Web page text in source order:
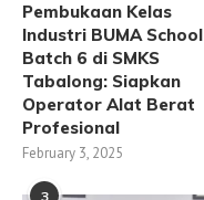
Pembukaan Kelas
Industri BUMA School
Batch 6 di SMKS
Tabalong: Siapkan
Operator Alat Berat
Profesional
February 3, 2025
3